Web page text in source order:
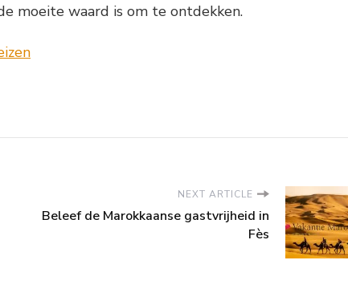
moeite waard is om te ontdekken.
NEXT ARTICLE
Beleef de Marokkaanse gastvrijheid in
Fès